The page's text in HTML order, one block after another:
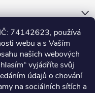
74142623, používá
webu a s Vaším
našich webových
vyjádříte svůj
údajů o chování
na sociálních sítích a